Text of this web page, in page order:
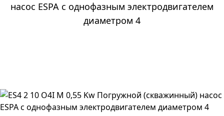
насос ESPA с однофазным электродвигателем
диаметром 4